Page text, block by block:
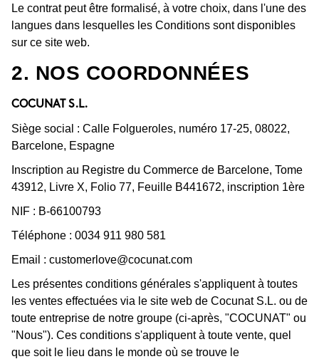
Le contrat peut être formalisé, à votre choix, dans l'une des
langues dans lesquelles les Conditions sont disponibles
sur ce site web.
2. NOS COORDONNÉES
COCUNAT S.L.
Siège social : Calle Folgueroles, numéro 17-25, 08022,
Barcelone, Espagne
Inscription au Registre du Commerce de Barcelone, Tome
43912, Livre X, Folio 77, Feuille B441672, inscription 1ère
NIF : B-66100793
Téléphone : 0034 911 980 581
Email : customerlove@cocunat.com
Les présentes conditions générales s'appliquent à toutes
les ventes effectuées via le site web de Cocunat S.L. ou de
toute entreprise de notre groupe (ci-après, "COCUNAT" ou
"Nous"). Ces conditions s'appliquent à toute vente, quel
que soit le lieu dans le monde où se trouve le